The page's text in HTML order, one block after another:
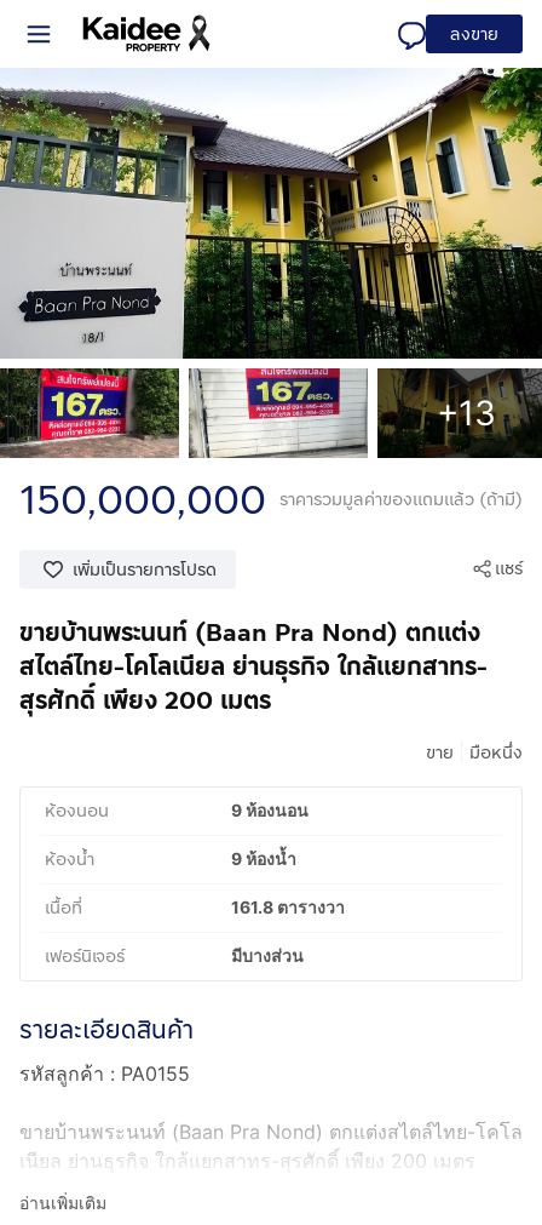
ลงขาย
+13
150,000,000 ราคารวมมูลค่าของแถมแล้ว (ถ้ามี)
เพิ่มเป็นรายการโปรด แชร์
ขายบ้านพระนนท์ (Baan Pra Nond) ตกแต่ง
สไตล์ไทย-โคโลเนียล ย่านธุรกิจ ใกล้แยกสาทร-
สุรศักดิ์ เพียง 200 เมตร
ขาย มือหนึ่ง
ห้องนอน 9 ห้องนอน
ห้องน้ำ 9 ห้องน้ำ
เนื้อที่ 161.8 ตารางวา
เฟอร์นิเจอร์ มีบางส่วน
รายละเอียดสินค้า
รหัสลูกค้า : PA0155
ขายบ้านพระนนท์ (Baan Pra Nond) ตกแต่งสไตล์ไทย-โคโล
เนียล ย่านธุรกิจ ใกล้แยกสาทร-สุรศักดิ์ เพียง 200 เมตร
อ่านเพิ่มเติม